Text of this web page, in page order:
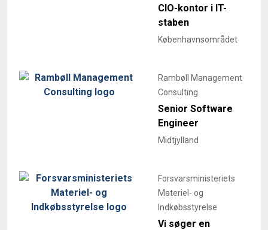
CIO-kontor i IT-
staben
Københavnsområdet
Rambøll Management
Consulting
Senior Software
Engineer
Midtjylland
Forsvarsministeriets
Materiel- og
Indkøbsstyrelse
Vi søger en